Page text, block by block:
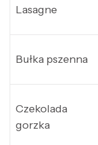
Lasagne
Bułka pszenna
Czekolada
gorzka